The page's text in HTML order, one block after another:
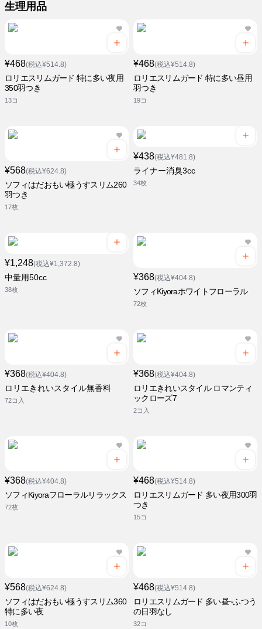
生理用品
¥468(税込¥514.8)
ロリエスリムガード 特に多い夜用
350羽つき
13コ
¥468(税込¥514.8)
ロリエスリムガード 特に多い昼用
羽つき
19コ
¥568(税込¥624.8)
ソフィはだおもい極うすスリム260
羽つき
17枚
¥438(税込¥481.8)
ライナー消臭3cc
34枚
¥1,248(税込¥1,372.8)
中量用50cc
38枚
¥368(税込¥404.8)
ソフィKiyoraホワイトフローラル
72枚
¥368(税込¥404.8)
ロリエきれいスタイル無香料
72コ入
¥368(税込¥404.8)
ロリエきれいスタイル ロマンティ
ックローズ7
2コ入
¥368(税込¥404.8)
ソフィKiyoraフローラルリラックス
72枚
¥468(税込¥514.8)
ロリエスリムガード 多い夜用300羽
つき
15コ
¥568(税込¥624.8)
ソフィはだおもい極うすスリム360
特に多い夜
10枚
¥468(税込¥514.8)
ロリエスリムガード 多い昼~ふつう
の日羽なし
32コ